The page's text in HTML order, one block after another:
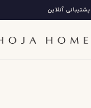
رفتن
به
محتوا
آنلاین